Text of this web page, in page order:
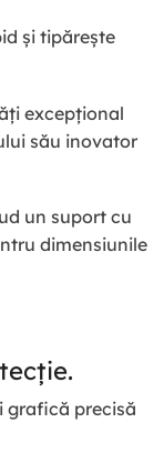
și tipărește
excepțional
său inovator
un suport cu
dimensiunile
grafică precisă